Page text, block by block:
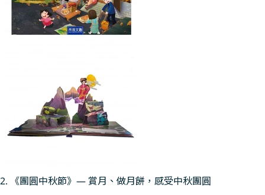
2. 《團圓中秋節》— 賞月、做月餅，感受中秋團圓